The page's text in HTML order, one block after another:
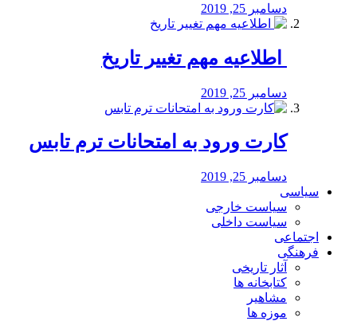
دسامبر 25, 2019
️ اطلاعیه مهم تغییر تاریخ
دسامبر 25, 2019
کارت ورود به امتحانات ترم تابس
دسامبر 25, 2019
سیاسی
سیاست خارجی
سیاست داخلی
اجتماعی
فرهنگی
آثار تاریخی
کتابخانه ها
مشاهیر
موزه ها